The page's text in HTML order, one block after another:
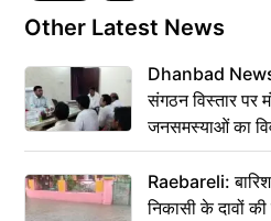
Other Latest News
Dhanbad
संगठन विस्तार पर
जनसमस्याओं का
Raebareli:
निकासी के दावों